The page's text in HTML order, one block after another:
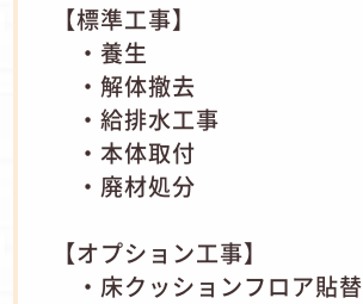
【標準工事】
・養生
・解体撤去
・給排水工事
・本体取付
・廃材処分
【オプション工事】
・床クッションフロア貼替